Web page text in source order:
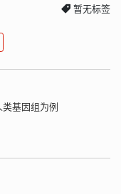
暂无标签
类基因组为例